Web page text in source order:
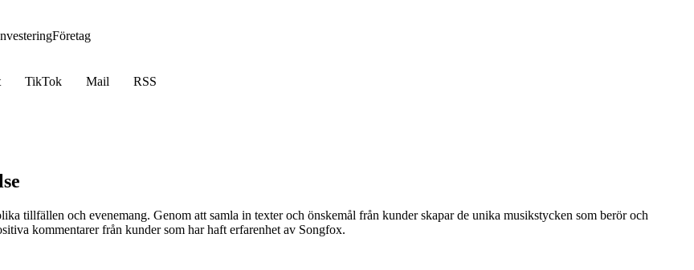
Företag
TikTok Mail
RSS
tillfällen och evenemang. Genom att samla in texter och önskemål från kunder skapar de unika musikstycken som berör och
kommentarer från kunder som har haft erfarenhet av Songfox.